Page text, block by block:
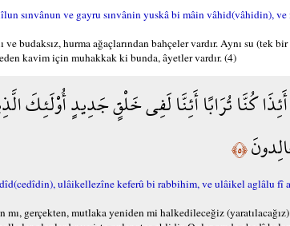
sınvânun ve gayru sınvânin yuskâ bi mâin vâhid(vâhidin), ve
budaksız, hurma ağaçlarından bahçeler vardır. Aynı su (tek
eden kavim için muhakkak ki bunda, âyetler vardır. (4)
كُنَّا تُرَابًا أَئِنَّا لَفِي خَلْقٍ جَدِيدٍ أُوْلَئِكَ
﴿٥﴾
ulâikellezîne keferû bi rabbihim, ve ulâikel aglâlu fî
gerçekten, mutlaka yeniden mi halkedileceğiz